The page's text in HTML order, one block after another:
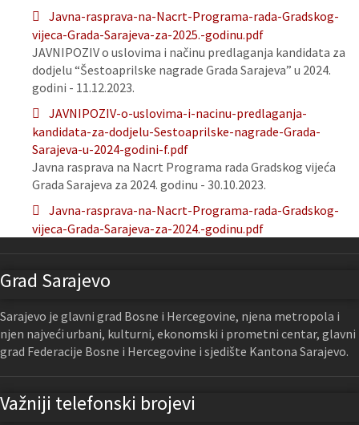
Javna-rasprava-na-Nacrt-Programa-rada-Gradskog-
vijeca-Grada-Sarajeva-za-2025.-godinu.pdf
JAVNIPOZIV o uslovima i načinu predlaganja kandidata za
dodjelu “Šestoaprilske nagrade Grada Sarajeva” u 2024.
godini - 11.12.2023.
JAVNIPOZIV-o-uslovima-i-nacinu-predlaganja-
kandidata-za-dodjelu-Sestoaprilske-nagrade-Grada-
Sarajeva-u-2024-godini-f.pdf
Javna rasprava na Nacrt Programa rada Gradskog vijeća
Grada Sarajeva za 2024. godinu - 30.10.2023.
Javna-rasprava-na-Nacrt-Programa-rada-Gradskog-
vijeca-Grada-Sarajeva-za-2024.-godinu.pdf
Grad Sarajevo
Sarajevo je glavni grad Bosne i Hercegovine, njena metropola i
njen najveći urbani, kulturni, ekonomski i prometni centar, glavni
grad Federacije Bosne i Hercegovine i sjedište Kantona Sarajevo.
Važniji telefonski brojevi